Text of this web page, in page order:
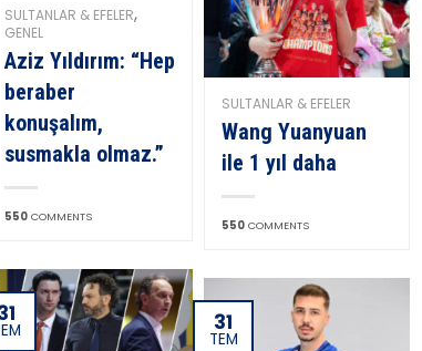
SULTANLAR & EFELER,
GENEL
Aziz Yıldırım: “Hep
beraber
konuşalım,
susmakla olmaz.”
550 COMMENTS
SULTANLAR & EFELER
Wang Yuanyuan
ile 1 yıl daha
550 COMMENTS
31
TEM